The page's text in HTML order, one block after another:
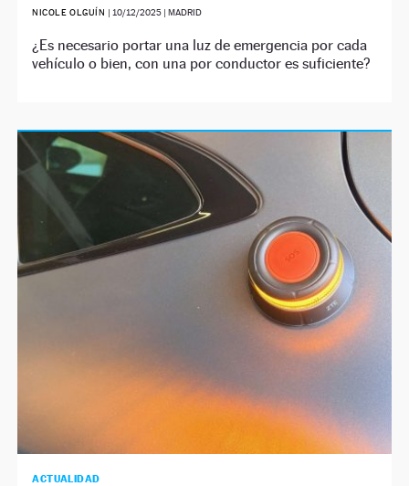
NICOLE OLGUÍN | 10/12/2025| MADRID
¿Es necesario portar una luz de emergencia por cada
vehículo o bien, con una por conductor es suficiente?
ACTUALIDAD